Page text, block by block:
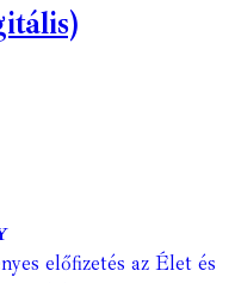
előfizetés az Élet és